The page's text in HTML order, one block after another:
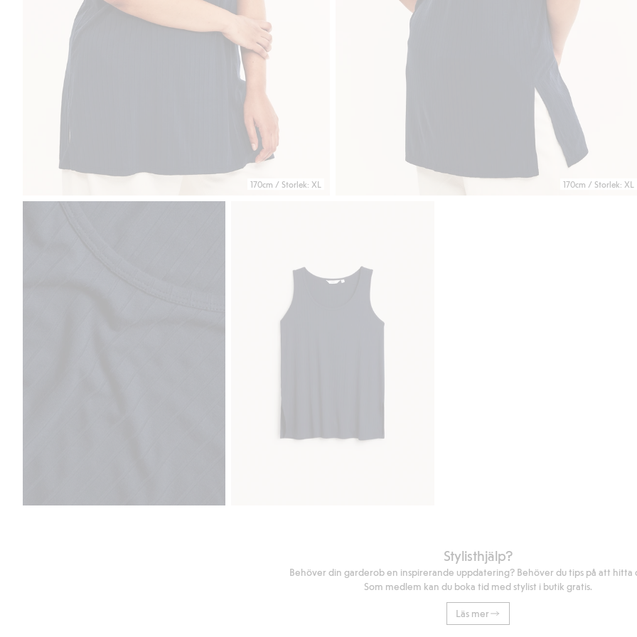
170cm / Storlek: XL 170cm / Storlek: XL
Stylisthjälp?
Behöver din garderob en inspirerande uppdatering? Behöver du tips på att hitta
Som medlem kan du boka tid med stylist i butik gratis.
Läs mer